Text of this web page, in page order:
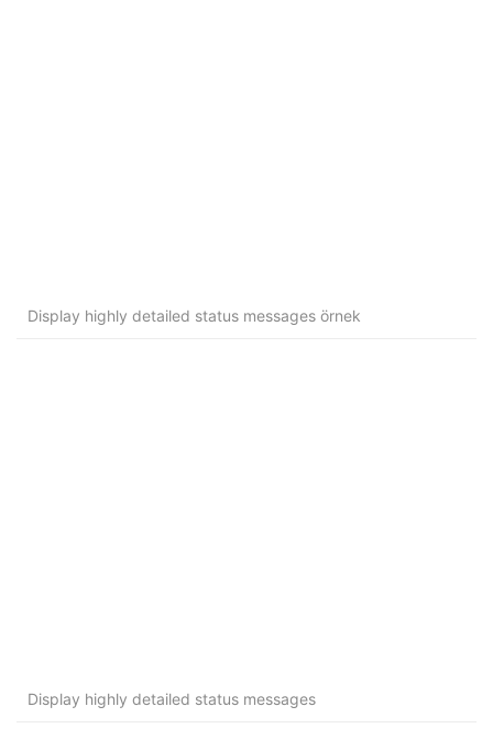
Display highly detailed status messages örnek
Display highly detailed status messages